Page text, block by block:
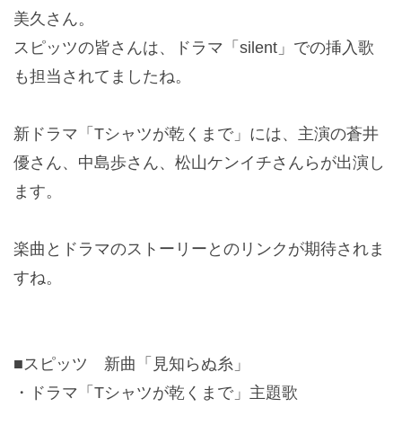
美久さん。
スピッツの皆さんは、ドラマ「silent」での挿入歌
も担当されてましたね。
新ドラマ「Tシャツが乾くまで」には、主演の蒼井
優さん、中島歩さん、松山ケンイチさんらが出演し
ます。
楽曲とドラマのストーリーとのリンクが期待されま
すね。
■スピッツ 新曲「見知らぬ糸」
・ドラマ「Tシャツが乾くまで」主題歌